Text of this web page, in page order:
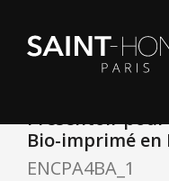
Présentoir
Bio-imprimé en
ENCPA4BA_1